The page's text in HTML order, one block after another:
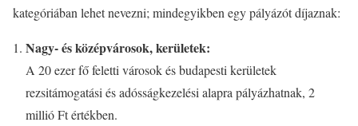
kategóriában lehet nevezni; mindegyikben egy pályázót díjaznak:
Nagy- és középvárosok, kerületek:
A 20 ezer fő feletti városok és budapesti kerületek
rezsitámogatási és adósságkezelési alapra pályázhatnak, 2
millió Ft értékben.